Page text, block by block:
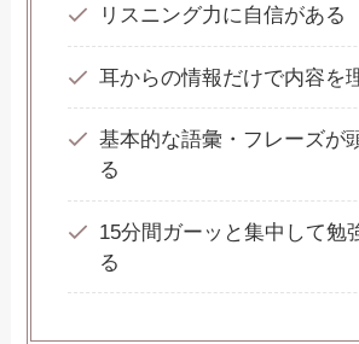
リスニング力に自信がある
耳からの情報だけで内容を
基本的な語彙・フレーズが
る
15分間ガーッと集中して勉
る